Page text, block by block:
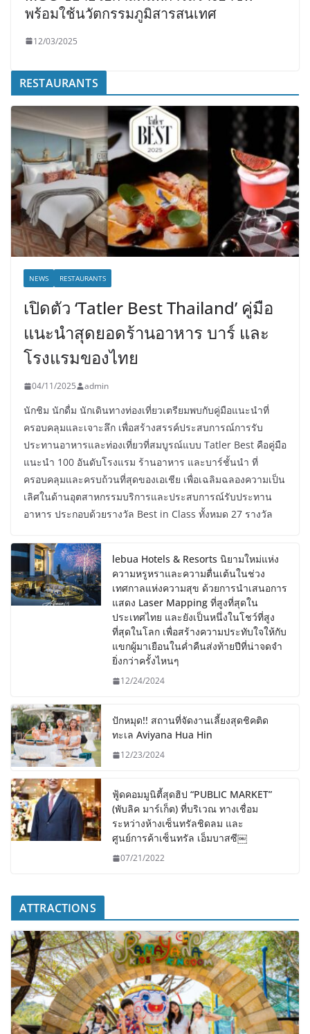
พร้อมใช้นวัตกรรมภูมิสารสนเทศ
12/03/2025
RESTAURANTS
NEWS RESTAURANTS
เปิดตัว ‘Tatler Best Thailand’ คู่มือ
แนะนำสุดยอดร้านอาหาร บาร์ และ
โรงแรมของไทย
04/11/2025 admin
นักชิม นักดื่ม นักเดินทางท่องเที่ยวเตรียมพบกับคู่มือแนะนำที่
ครอบคลุมและเจาะลึก เพื่อสร้างสรรค์ประสบการณ์การรับ
ประทานอาหารและท่องเที่ยวที่สมบูรณ์แบบ Tatler Best คือคู่มือ
แนะนำ 100 อันดับโรงแรม ร้านอาหาร และบาร์ชั้นนำ ที่
ครอบคลุมและครบถ้วนที่สุดของเอเชีย เพื่อเฉลิมฉลองความเป็น
เลิศในด้านอุตสาหกรรมบริการและประสบการณ์รับประทาน
อาหาร ประกอบด้วยรางวัล Best in Class ทั้งหมด 27 รางวัล
lebua Hotels & Resorts นิยามใหม่แห่ง
ความหรูหราและความตื่นเต้นในช่วง
เทศกาลแห่งความสุข ด้วยการนำเสนอการ
แสดง Laser Mapping ที่สูงที่สุดใน
ประเทศไทย และยังเป็นหนึ่งในโชว์ที่สูง
ที่สุดในโลก เพื่อสร้างความประทับใจให้กับ
แขกผู้มาเยือนในค่ำคืนส่งท้ายปีที่น่าจดจำ
ยิ่งกว่าครั้งไหนๆ
12/24/2024
ปักหมุด!! สถานที่จัดงานเลี้ยงสุดชิคติด
ทะเล Aviyana Hua Hin
12/23/2024
ฟู้ดคอมมูนิตี้สุดฮิป “PUBLIC MARKET”
(พับลิค มาร์เก็ต) ที่บริเวณ ทางเชื่อม
ระหว่างห้างเซ็นทรัลชิดลม และ
ศูนย์การค้าเซ็นทรัล เอ็มบาสซี￼
07/21/2022
ATTRACTIONS